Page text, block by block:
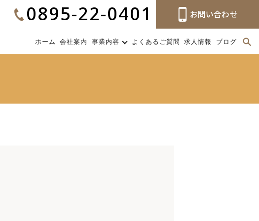
0895-22-0401
ホーム 会社案内 事業内容 よくあるご質問 求人情報 ブログ